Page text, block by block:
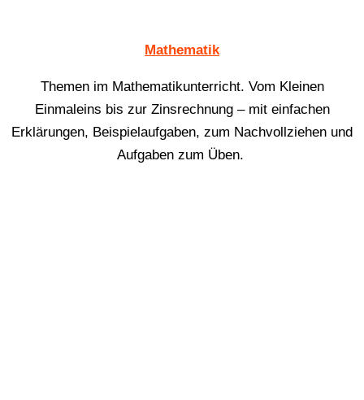
Mathematik
Themen im Mathematikunterricht. Vom Kleinen
Einmaleins bis zur Zinsrechnung – mit einfachen
Erklärungen, Beispielaufgaben, zum Nachvollziehen und
Aufgaben zum Üben.